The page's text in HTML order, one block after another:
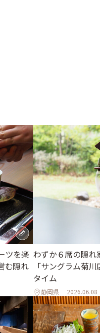
ツを楽
む隠れ
わずか６席の隠れ
「サングラム菊
タイム
静岡県 2026.06.08